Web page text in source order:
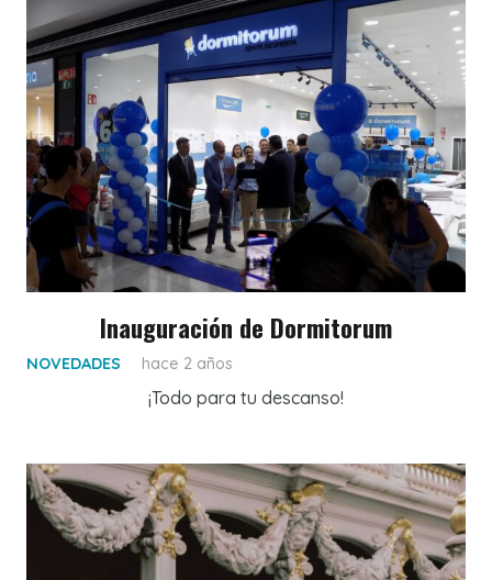
Inauguración de Dormitorum
NOVEDADES hace 2 años
¡Todo para tu descanso!